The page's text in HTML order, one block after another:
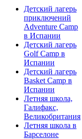
Детский лагерь
приключений
Adventure Camp
в Испании
Детский лагерь
Golf Camp в
Испании
Детский лагерь
Basket Camp в
Испании
Летняя школа,
Галифакс,
Великобритания
Летняя школа в
Барселоне